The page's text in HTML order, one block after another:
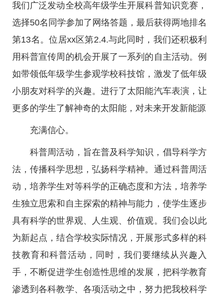
我们广泛发动全校高年级学生开展科普知识竞赛，
选择50名同学参加了网络答题，最后获得两地排名
第13名。位居xx区第2.4.与此同时，我们还积极利
用科普宣传周的机会开展了一系列的自主活动。例
如带领低年级学生参观学校科技馆，激发了低年级
小朋友对科学的兴趣。进行了太阳能汽车表演，让
更多的学生了解神奇的太阳能，对未来开发新能源
充满信心。
科普周活动，旨在普及科学知识，倡导科学方
法，传播科学思想，弘扬科学精神。通过科普周活
动，培养学生对等科学的正确态度和方法，培养学
生独立思索和自主探索的精神与能力，使学生逐步
具有科学的世界观、人生观、价值观。我们会以此
为新起点，结合学校实际情况，开展形式多样的科
技教育和科普活动，同时，我们要继续从兴趣入
手，不断促进学生创造性思维的发展，把科学教育
渗透到各科教学、各项活动之中，努力把我校科学